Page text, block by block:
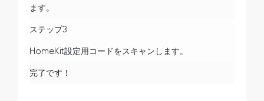
ます。
ステップ3
HomeKit設定用コードをスキャンします。
完了です！